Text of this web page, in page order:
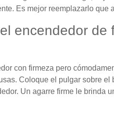
Es mejor reemplazarlo que
encendedor de
con firmeza pero
Coloque el pulgar sobre el
Un agarre firme le brinda